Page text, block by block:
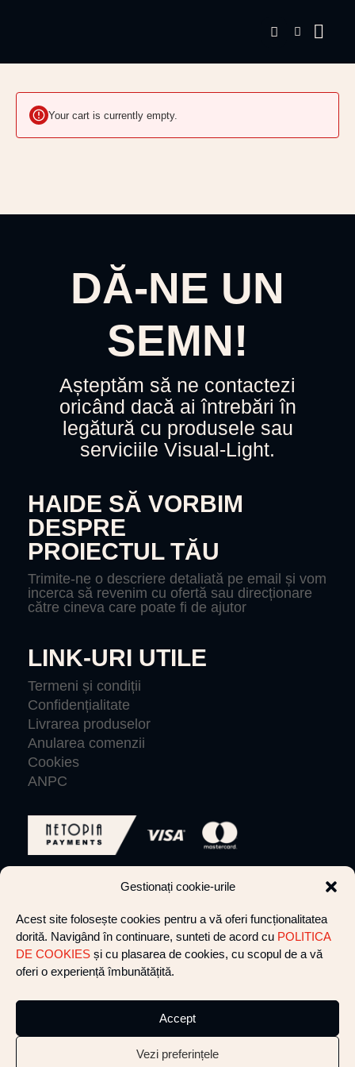
Gestionați cookie-urile
Acest site folosește cookies pentru a vă oferi funcționalitatea
dorită. Navigând în continuare, sunteti de acord cu POLITICA
DE COOKIES și cu plasarea de cookies, cu scopul de a vă
oferi o experiență îmbunătățită.
Accept
Vezi preferințele
Your cart is currently empty.
DĂ-NE UN
SEMN!
Așteptăm să ne contactezi
oricând dacă ai întrebări în
legătură cu produsele sau
serviciile Visual-Light.
HAIDE SĂ VORBIM
DESPRE
PROIECTUL TĂU
Trimite-ne o descriere detaliată pe email și vom
incerca să revenim cu ofertă sau direcționare
către cineva care poate fi de ajutor
LINK-URI UTILE
Termeni și condiții
Confidențialitate
Livrarea produselor
Anularea comenzii
Cookies
ANPC
© VLIGHTCREW 2026 Toate drepturile rezervate.
Website by cultatum
+40 752 281 412
shine@vlight-crew.com